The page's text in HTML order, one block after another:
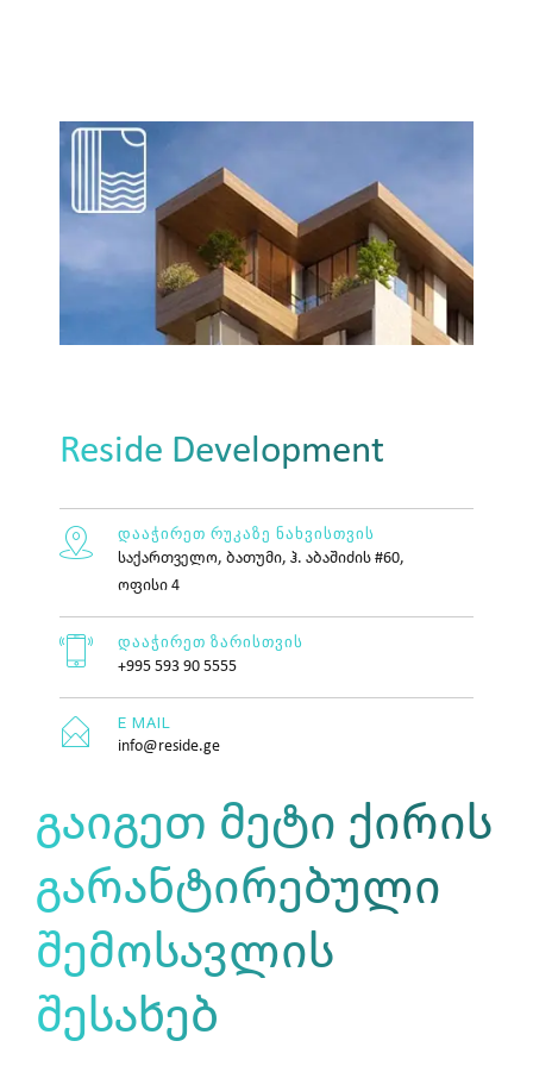
Reside Development
დააჭირეთ რუკაზე ნახვისთვის
საქართველო, ბათუმი, ჰ. აბაშიძის #60,
ოფისი 4
დააჭირეთ ზარისთვის
+995 593 90 5555
E MAIL
info@reside.ge
გაიგეთ მეტი ქირის
გარანტირებული
შემოსავლის
შესახებ